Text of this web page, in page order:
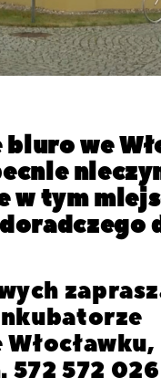
we
w tym
572